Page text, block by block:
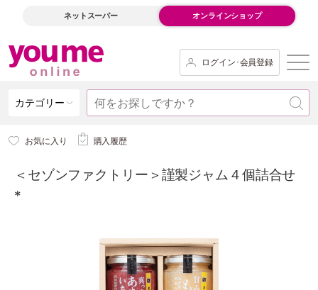
ネットスーパー オンラインショップ
ログイン･会員登録
カテゴリー
お気に入り 購入履歴
＜セゾンファクトリー＞謹製ジャム４個詰合せ
*